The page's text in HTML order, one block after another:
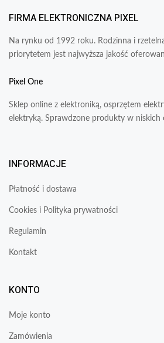
FIRMA ELEKTRONICZNA PIXEL
Na rynku od 1992 roku. Rodzinna i
priorytetem jest najwyższa jakość
Pixel One
Sklep online z elektroniką, osprzętem
elektryką. Sprawdzone produkty w niskich
INFORMACJE
Płatność i dostawa
Cookies i Polityka prywatności
Regulamin
Kontakt
KONTO
Moje konto
Zamówienia